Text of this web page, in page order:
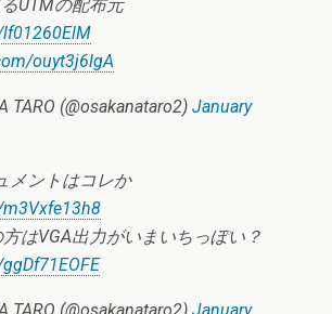
UTMの配布元
ouyt3j6lgA
TARO (@osakanataro2) January
メントはコレか
方はVGA出力がいまいちっぽい？